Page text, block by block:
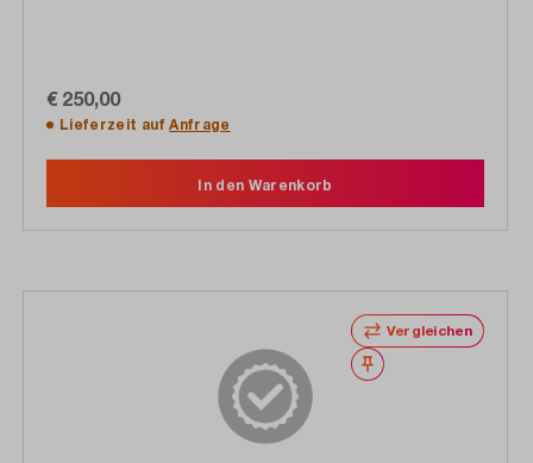
€ 250,00
Lieferzeit aufAnfrage
In den Warenkorb
Vergleichen
Merken